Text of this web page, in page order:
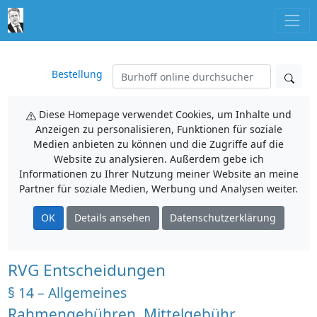
Bestellung
Diese Homepage verwendet Cookies, um Inhalte und
Anzeigen zu personalisieren, Funktionen für soziale
Medien anbieten zu können und die Zugriffe auf die
Website zu analysieren. Außerdem gebe ich
Informationen zu Ihrer Nutzung meiner Website an meine
Partner für soziale Medien, Werbung und Analysen weiter.
OK Details ansehen Datenschutzerklärung
RVG Entscheidungen
§ 14 – Allgemeines